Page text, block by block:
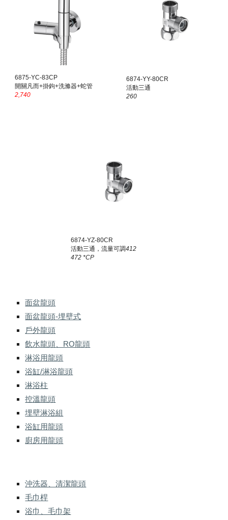
6875-YC-83CP
開關凡而+掛鉤+洗滌器+蛇管
2,740
6874-YY-80CR
活動三通
260
6874-YZ-80CR
活動三通，流量可調412
472 *CP
面盆龍頭
面盆龍頭-埋壁式
戶外龍頭
飲水龍頭、RO龍頭
淋浴用龍頭
浴缸/淋浴龍頭
淋浴柱
控溫龍頭
埋壁淋浴組
浴缸用龍頭
廚房用龍頭
沖洗器、清潔龍頭
毛巾桿
浴巾、毛巾架